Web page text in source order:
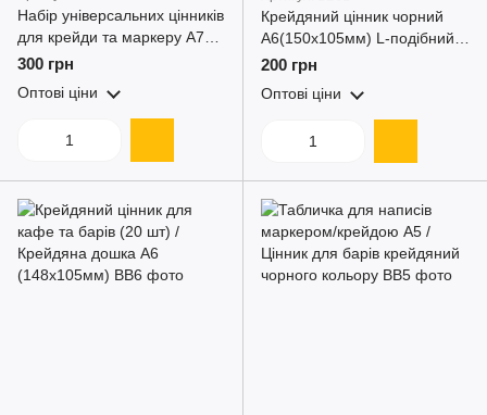
Набір універсальних цінників
для крейди та маркеру А7
105x74 мм, (25 шт.) з
300 грн
Оптові ціни
Крейдяний цінник чорний
А6(150х105мм) L-подібний з
підставкою (10 шт) для
200 грн
Оптові ціни